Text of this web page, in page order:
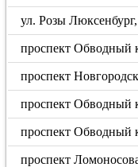
ул. Розы
проспект Обводный
проспект
проспект Обводный
проспект Обводный
проспект